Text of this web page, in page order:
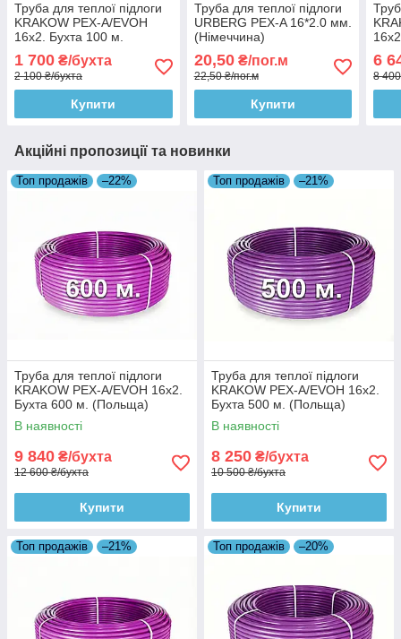
Труба для теплої підлоги
KRAKOW PEX-A/EVOH
16x2. Бухта 100 м.
1 700 ₴/бухта
2 100 ₴/бухта
Купити
Труба для теплої підлоги
URBERG PEX-A 16*2.0 мм.
(Німеччина)
20,50₴/пог.м
22,50 ₴/пог.м
Купити
6
8
Акційні пропозиції та новинки
Топ продажів –22%
Труба для теплої підлоги
KRAKOW PEX-A/EVOH 16x2.
Бухта 600 м. (Польща)
В наявності
9 840 ₴/бухта
12 600 ₴/бухта
Купити
Топ продажів –21%
Труба для теплої підлоги
KRAKOW PEX-A/EVOH 16x2.
Бухта 500 м. (Польща)
В наявності
8 250 ₴/бухта
10 500 ₴/бухта
Купити
Топ продажів –21% Топ продажів –20%